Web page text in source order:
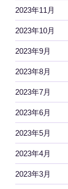
2023年11月
2023年10月
2023年9月
2023年8月
2023年7月
2023年6月
2023年5月
2023年4月
2023年3月